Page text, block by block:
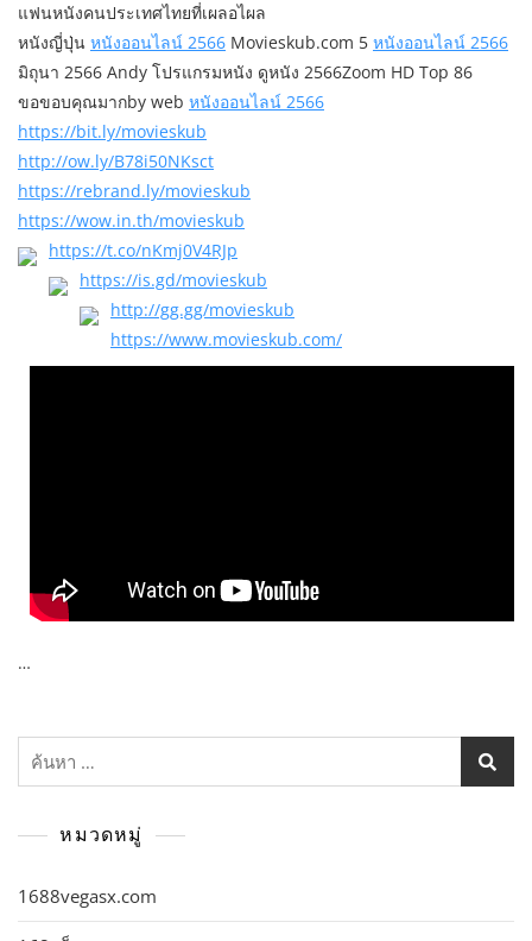
แฟนหนังคนประเทศไทยที่เผลอไผล
หนังญี่ปุ่น หนังออนไลน์ 2566 Movieskub.com 5 หนังออนไลน์ 2566
มิถุนา 2566 Andy โปรแกรมหนัง ดูหนัง 2566Zoom HD Top 86
ขอขอบคุณมากby web หนังออนไลน์ 2566
https://bit.ly/movieskub
http://ow.ly/B78i50NKsct
https://rebrand.ly/movieskub
https://wow.in.th/movieskub
https://t.co/nKmj0V4RJp
https://is.gd/movieskub
http://gg.gg/movieskub
https://www.movieskub.com/
…
ค้นหา
หมวดหมู่
1688vegasx.com